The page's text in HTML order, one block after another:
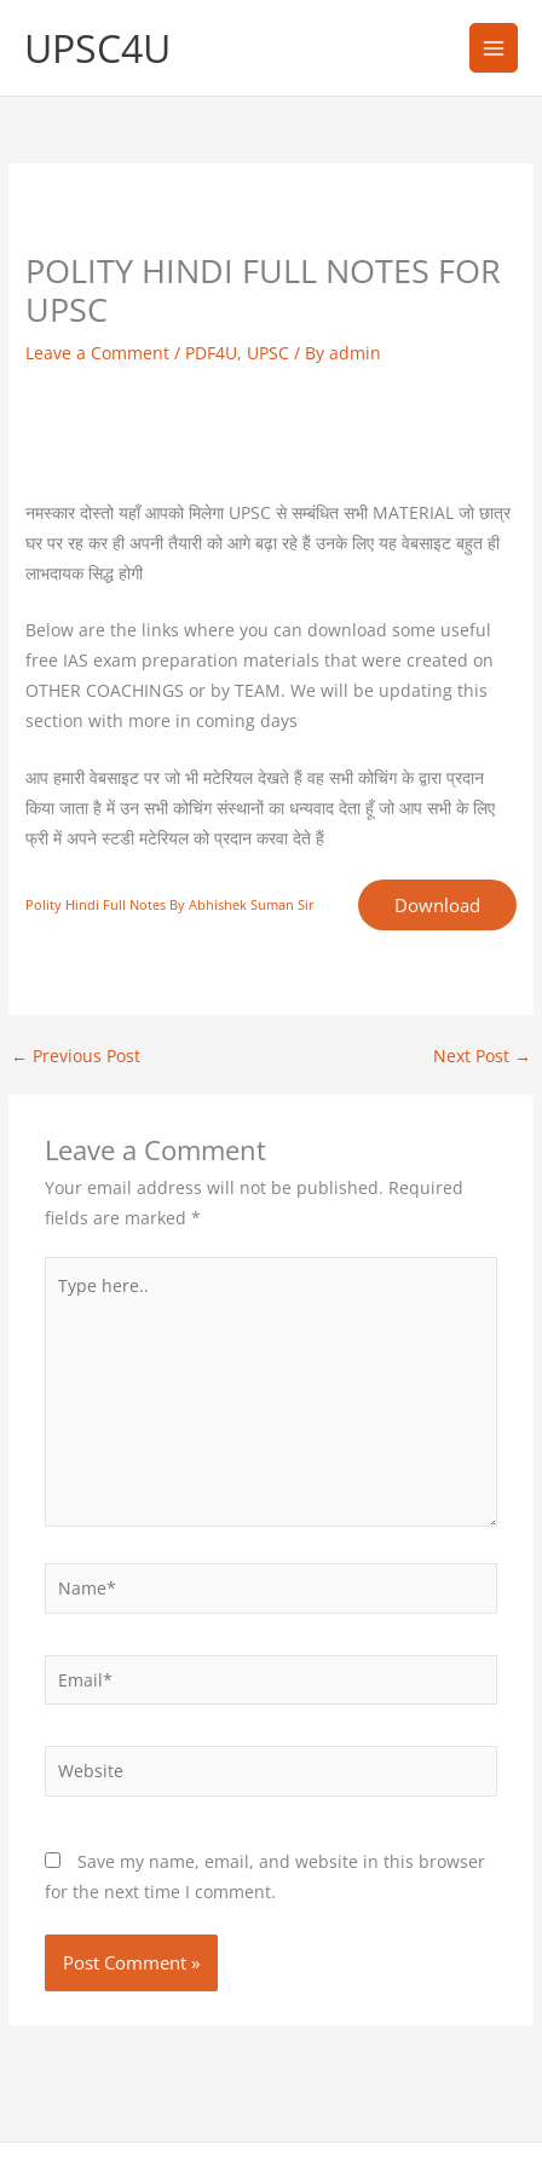
UPSC4U
POLITY HINDI FULL NOTES FOR
UPSC
Leave a Comment / PDF4U, UPSC / Byadmin
नमस्कार दोस्तो यहाँ आपको मिलेगा UPSC से सम्बंधित सभी MATERIAL जो छात्र
घर पर रह कर ही अपनी तैयारी को आगे बढ़ा रहे हैं उनके लिए यह वेबसाइट बहुत ही
लाभदायक सिद्ध होगी
Below are the links where you can download some useful
free IAS exam preparation materials that were created on
OTHER COACHINGS or by TEAM. We will be updating this
section with more in coming days
आप हमारी वेबसाइट पर जो भी मटेरियल देखते हैं वह सभी कोचिंग के द्वारा प्रदान
किया जाता है में उन सभी कोचिंग संस्थानों का धन्यवाद देता हूँ जो आप सभी के लिए
फ्री में अपने स्टडी मटेरियल को प्रदान करवा देते हैं
Polity Hindi Full Notes By Abhishek Suman Sir Download
← Previous Post Next Post →
Leave a Comment
Your email address will not be published. Required
fields are marked *
here..
Name*
Email*
Website
Save my name, email, and website in this browser
for the next time I comment.